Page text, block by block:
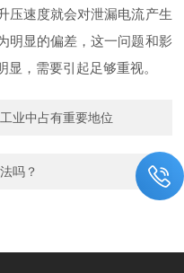
压速度就会对泄漏电流产生
明显的偏差，这一问题和影
，需要引起足够重视。
业中占有重要地位
吗？